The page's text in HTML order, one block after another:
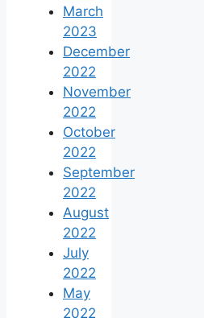
March
2023
December
2022
November
2022
October
2022
September
2022
August
2022
July
2022
May
2022